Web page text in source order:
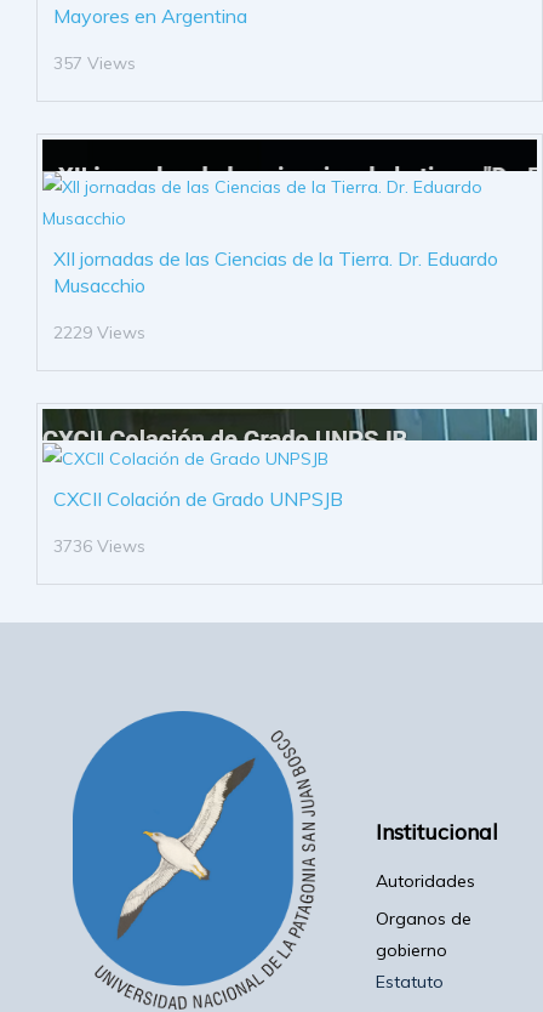
Mayores en Argentina
357 Views
XII jornadas de las Ciencias de la Tierra. Dr. Eduardo
Musacchio
2229 Views
CXCII Colación de Grado UNPSJB
3736 Views
Institucional
Autoridades
Organos de
gobierno
Estatuto